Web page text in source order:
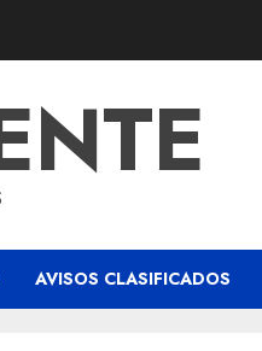
AVISOS CLASIFICADOS